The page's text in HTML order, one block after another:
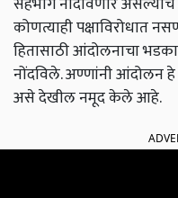
कोणत्याही पक्षाविरोधात
हितासाठी आंदोलनाचा
नोंदविले. अण्णांनी आंदोलन
असे देखील नमूद केले आहे.